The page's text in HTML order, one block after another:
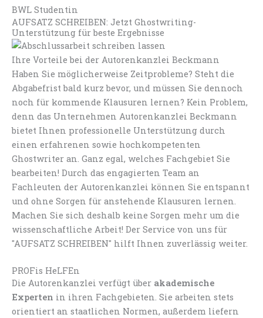
BWL Studentin
AUFSATZ SCHREIBEN: Jetzt Ghostwriting-
Unterstützung für beste Ergebnisse
Ihre Vorteile bei der Autorenkanzlei Beckmann
Haben Sie möglicherweise Zeitprobleme? Steht die
Abgabefrist bald kurz bevor, und müssen Sie dennoch
noch für kommende Klausuren lernen? Kein Problem,
denn das Unternehmen Autorenkanzlei Beckmann
bietet Ihnen professionelle Unterstützung durch
einen erfahrenen sowie hochkompetenten
Ghostwriter an. Ganz egal, welches Fachgebiet Sie
bearbeiten! Durch das engagierten Team an
Fachleuten der Autorenkanzlei können Sie entspannt
und ohne Sorgen für anstehende Klausuren lernen.
Machen Sie sich deshalb keine Sorgen mehr um die
wissenschaftliche Arbeit! Der Service von uns für
"AUFSATZ SCHREIBEN" hilft Ihnen zuverlässig weiter.
PROFis HeLFEn
Die Autorenkanzlei verfügt über akademische
Experten in ihren Fachgebieten. Sie arbeiten stets
orientiert an staatlichen Normen, außerdem liefern